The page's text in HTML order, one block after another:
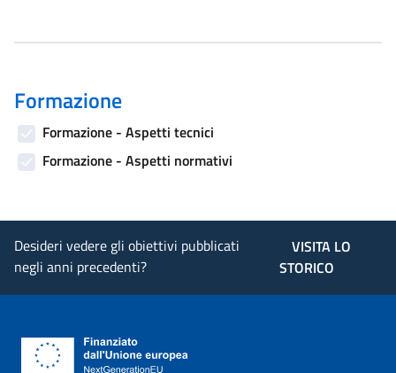
Formazione
Formazione - Aspetti tecnici
Formazione - Aspetti normativi
Desideri vedere gli obiettivi pubblicati
negli anni precedenti?
VISITA LO
STORICO